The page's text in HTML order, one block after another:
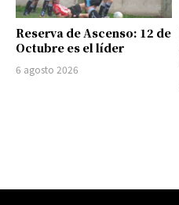
Reserva de Ascenso: 12 de
Octubre es el líder
6 agosto 2026